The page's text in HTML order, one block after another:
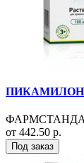
ПИКАМИЛОН
от 442.50 р.
Под заказ